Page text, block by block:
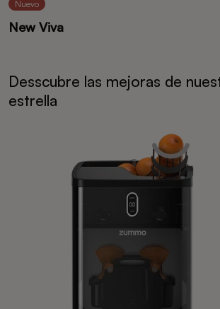
Nuevo
New Viva
Desscubre las mejoras de
estrella